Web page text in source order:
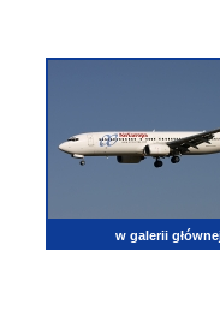
w galerii